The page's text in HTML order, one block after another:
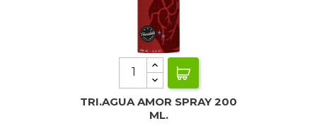
TRI.AGUA AMOR SPRAY 200
ML.